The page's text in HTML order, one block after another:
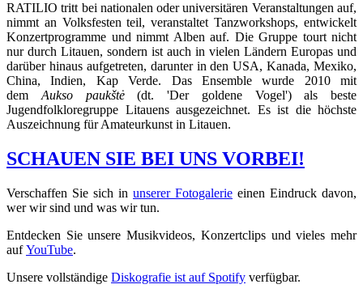
RATILIO tritt bei nationalen oder universitären Veranstaltungen auf,
nimmt an Volksfesten teil, veranstaltet Tanzworkshops, entwickelt
Konzertprogramme und nimmt Alben auf. Die Gruppe tourt nicht
nur durch Litauen, sondern ist auch in vielen Ländern Europas und
darüber hinaus aufgetreten, darunter in den USA, Kanada, Mexiko,
China, Indien, Kap Verde. Das Ensemble wurde 2010 mit
dem Aukso paukštė(dt. 'Der goldene Vogel') als beste
Jugendfolkloregruppe Litauens ausgezeichnet. Es ist die höchste
Auszeichnung für Amateurkunst in Litauen.
SCHAUEN SIE BEI UNS VORBEI!
Verschaffen Sie sich in unserer Fotogalerie einen Eindruck davon,
wer wir sind und was wir tun.
Entdecken Sie unsere Musikvideos, Konzertclips und vieles mehr
aufYouTube.
Unsere vollständige Diskografie ist auf Spotify verfügbar.